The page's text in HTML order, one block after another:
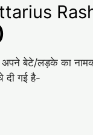
अपने बेटे/लड़के का
दी गई है-